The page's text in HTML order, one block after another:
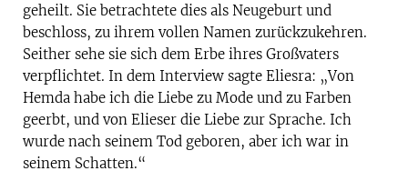
geheilt. Sie betrachtete dies als Neugeburt und
beschloss, zu ihrem vollen Namen zurückzukehren.
Seither sehe sie sich dem Erbe ihres Großvaters
verpflichtet. In dem Interview sagte Eliesra: „Von
Hemda habe ich die Liebe zu Mode und zu Farben
geerbt, und von Elieser die Liebe zur Sprache. Ich
wurde nach seinem Tod geboren, aber ich war in
seinem Schatten.“